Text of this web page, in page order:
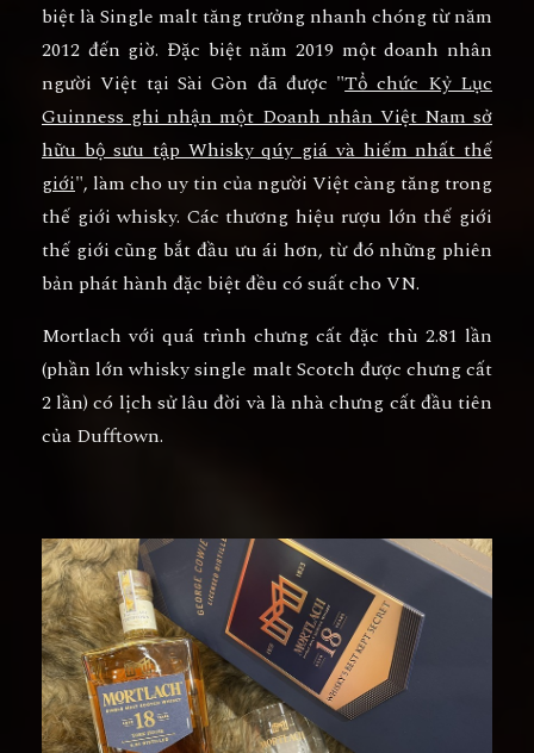
biệt là Single malt tăng trưởng nhanh chóng từ năm
2012 đến giờ. Đặc biệt năm 2019 một doanh nhân
người Việt tại Sài Gòn đã được "Tổ chức Kỷ Lục
Guinness ghi nhận một Doanh nhân Việt Nam sở
hữu bộ sưu tập Whisky qúy giá và hiếm nhất thế
giới", làm cho uy tin của người Việt càng tăng trong
thế giới whisky. Các thương hiệu rượu lớn thế giới
thế giới cũng bắt đầu ưu ái hơn, từ đó những phiên
bản phát hành đặc biệt đều có suất cho VN.
Mortlach với quá trình chưng cất đặc thù 2.81 lần
(phần lớn whisky single malt Scotch được chưng cất
2 lần) có lịch sử lâu đời và là nhà chưng cất đầu tiên
của Dufftown.